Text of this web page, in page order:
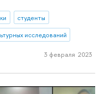
студенты
исследований
3 февраля 2023